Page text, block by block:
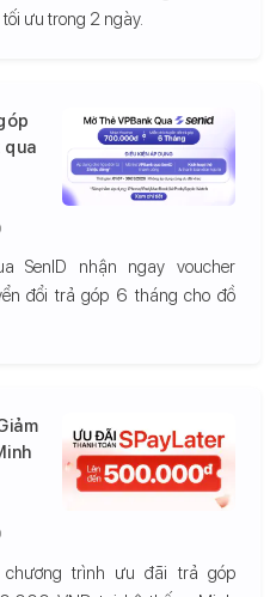
ưu trong 2 ngày.
qua
SenID nhận ngay voucher
đổi trả góp 6 tháng cho đồ
trình ưu đãi trả góp